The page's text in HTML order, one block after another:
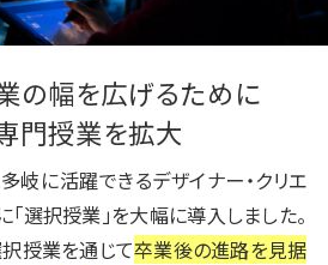
の幅を広げるために
門授業を拡大
岐に活躍できるデザイナー・クリエ
選択授業」を大幅に導入しました。
授業を通じて卒業後の進路を見据